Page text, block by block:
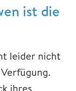
ist die
leider nicht
ihres